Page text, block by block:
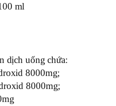
ml
dịch uống chứa:
8000mg;
8000mg;